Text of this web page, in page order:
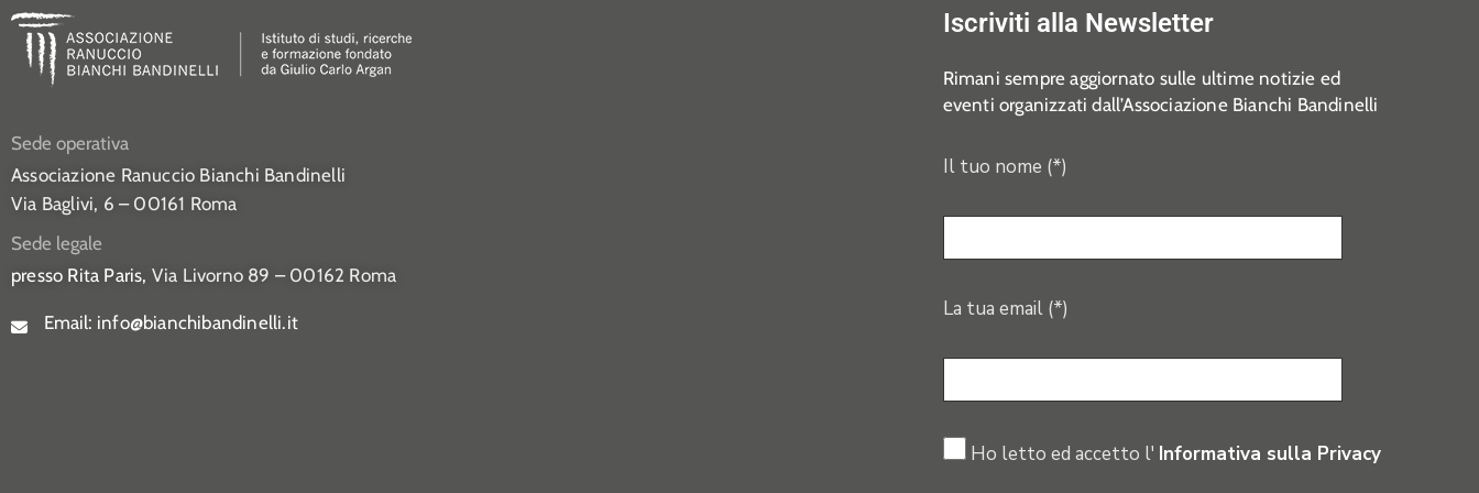
Sede operativa
Associazione Ranuccio Bianchi Bandinelli
Via Baglivi, 6 – 00161 Roma
Sede legale
presso Rita Paris, Via Livorno 89 – 00162 Roma
Email: info@bianchibandinelli.it
Iscriviti alla Newsletter
Rimani sempre aggiornato sulle ultime notizie ed
eventi organizzati dall’Associazione Bianchi Bandinelli
Il tuo nome (*)
La tua email (*)
Ho letto ed accetto l' Informativa sulla Privacy